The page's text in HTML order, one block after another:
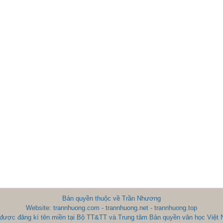
Bản quyền thuộc về Trần Nhương
Website: trannhuong.com - trannhuong.net - trannhuong.top
đăng kí tên miền tại Bộ TT&TT và Trung tâm Bản quyền văn học Việt